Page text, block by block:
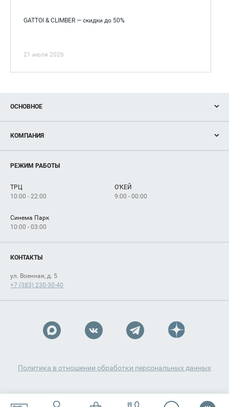
GATTOI & CLIMBER — скидки до 50%
21 июля 2026
ОСНОВНОЕ
Новости
Магазины
Услуги
КОМПАНИЯ
Рекламодателям
Как добраться
РЕЖИМ РАБОТЫ
ТРЦ
10:00 - 22:00
О'КЕЙ
9:00 - 00:00
Синема Парк
10:00 - 03:00
КОНТАКТЫ
ул. Военная, д. 5
+7 (383) 230-30-40
Политика в отношении обработки персональных данных